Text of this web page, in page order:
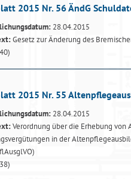
2015 Nr. 56 ÄndG
28.04.2015
Gesetz zur Änderung des
2015 Nr. 55
28.04.2015
Verordnung über die Erhebung von
in der